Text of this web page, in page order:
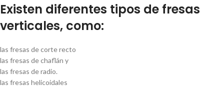
Existen diferentes tipos de fresas
verticales, como:
las fresas de corte recto
las fresas de chaflán y
las fresas de radio.
las fresas helicoidales